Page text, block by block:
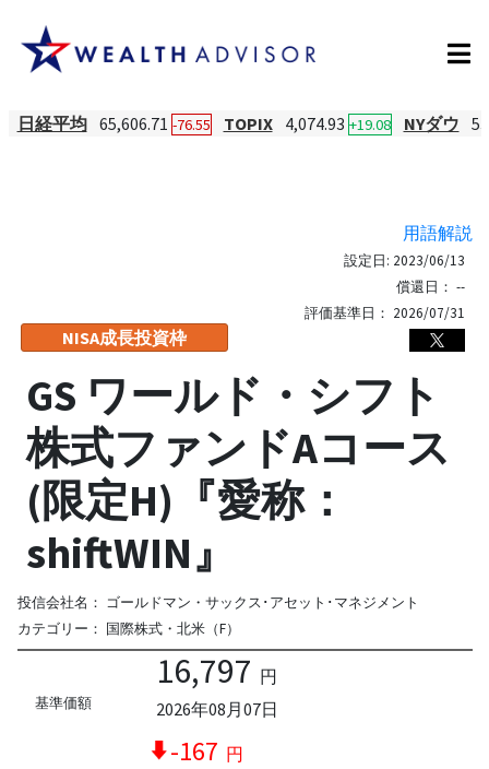
日経平均 65,606.71 -76.55 TOPIX 4,074.93 +19.08 NYダウ
用語解説
NISA成長投資枠
設定日: 2023/06/13
償還日： --
評価基準日： 2026/07/31
GS ワールド・シフト
株式ファンドAコース
(限定H)『愛称：
shiftWIN』
投信会社名： ゴールドマン・サックス･アセット･マネジメント
カテゴリー： 国際株式・北米（F）
基準価額
16,797 円
2026年08月07日
-167 円